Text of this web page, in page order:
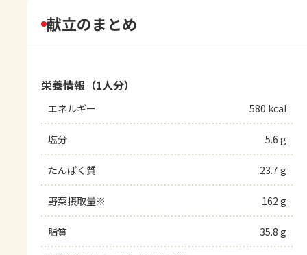
献立のまとめ
栄養情報（1人分）
エネルギー 580 kcal
塩分 5.6 g
たんぱく質 23.7 g
野菜摂取量※ 162 g
脂質 35.8 g